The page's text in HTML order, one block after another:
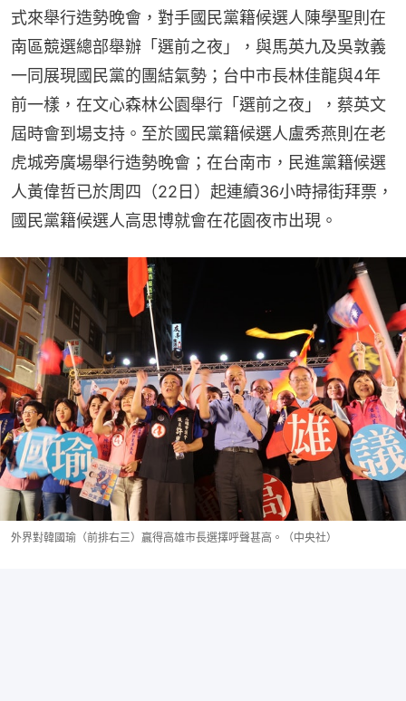
式來舉行造勢晚會，對手國民黨籍候選人陳學聖則在
南區競選總部舉辦「選前之夜」，與馬英九及吳敦義
一同展現國民黨的團結氣勢；台中市長林佳龍與4年
前一樣，在文心森林公園舉行「選前之夜」，蔡英文
屆時會到場支持。至於國民黨籍候選人盧秀燕則在老
虎城旁廣場舉行造勢晚會；在台南市，民進黨籍候選
人黃偉哲已於周四（22日）起連續36小時掃街拜票，
國民黨籍候選人高思博就會在花園夜市出現。
外界對韓國瑜（前排右三）贏得高雄市長選擇呼聲甚高。（中央社）